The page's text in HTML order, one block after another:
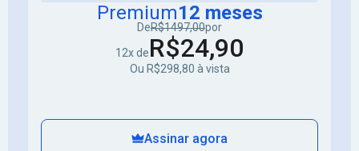
Premium12 meses
DeR$1497,00por
12x deR$24,90
Ou R$298,80 à vista
Assinar agora